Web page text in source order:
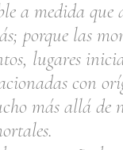
a medida que
porque las
lugares
con
más allá de